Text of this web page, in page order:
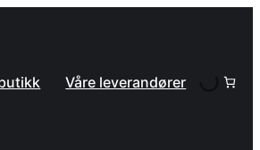
Våre leverandører